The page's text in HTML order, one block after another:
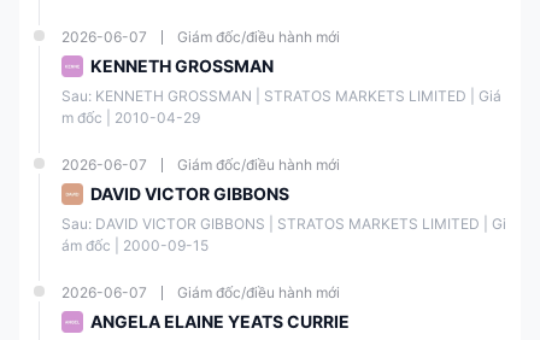
Bạn được bảo vệ như thế nào?
FXCM cung cấp bảo vệ số dư âm và cung cấp cho khách hàng truy
cập vào các tài khoản phân tách, cung cấp các biện pháp bảo mật bổ
Biện pháp Bảo vệ
Điều chỉnh
Tài khoản Phân tách
2026-06-07 Giám đốc/điều hành mới
KENNETH GROSSMAN
Sau: KENNETH GROSSMAN | STRATOS MARKETS LIMITED | Giá
m đốc | 2010-04-29
2026-06-07 Giám đốc/điều hành mới
DAVID VICTOR GIBBONS
Sau: DAVID VICTOR GIBBONS | STRATOS MARKETS LIMITED | Gi
ám đốc | 2000-09-15
2026-06-07 Giám đốc/điều hành mới
ANGELA ELAINE YEATS CURRIE